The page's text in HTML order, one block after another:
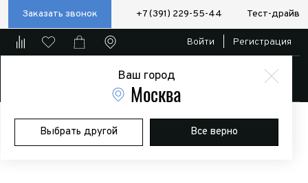
Заказать звонок +7 (391) 229-55-44 Тест-драйв
Ваш город
Москва
Выбрать другой Все верно
Войти Регистрация
Главная Магазин Дополнительное оборудование
Доп.
Светодиодная фара рабочего света РИФ 63W LED